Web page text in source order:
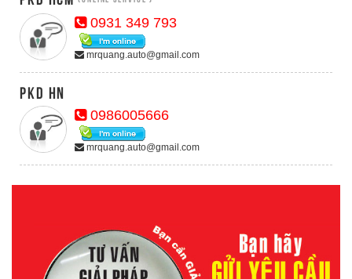
0931 349 793
mrquang.auto@gmail.com
PKD HN
0986005666
mrquang.auto@gmail.com